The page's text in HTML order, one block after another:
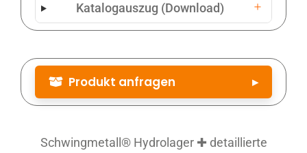
Katalogauszug (Download)
Produkt anfragen ▸
Schwingmetall® Hydrolager ✚ detaillierte